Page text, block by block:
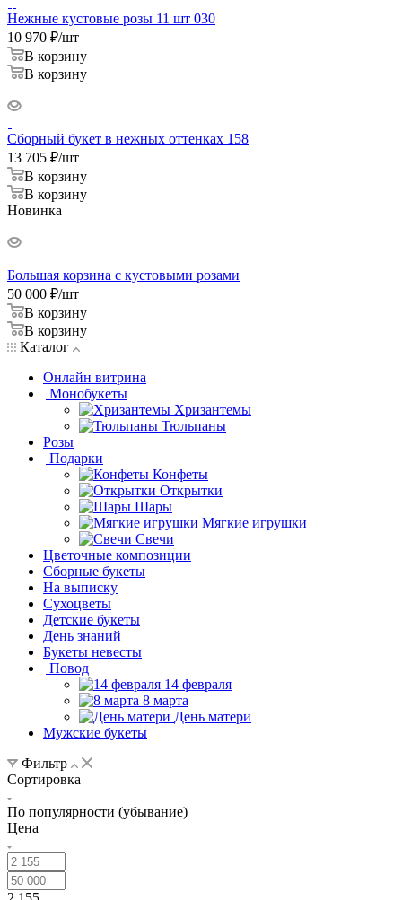
Нежные кустовые розы 11 шт 030
10 970 ₽/шт
В корзину
В корзину
Сборный букет в нежных оттенках 158
13 705 ₽/шт
В корзину
В корзину
Новинка
Большая корзина с кустовыми розами
50 000 ₽/шт
В корзину
В корзину
Каталог
Онлайн витрина
Монобукеты
Хризантемы
Тюльпаны
Розы
Подарки
Конфеты
Открытки
Шары
Мягкие игрушки
Свечи
Цветочные композиции
Сборные букеты
На выписку
Сухоцветы
Детские букеты
День знаний
Букеты невесты
Повод
14 февраля
8 марта
День матери
Мужские букеты
Фильтр
Сортировка
По популярности (убывание)
Цена